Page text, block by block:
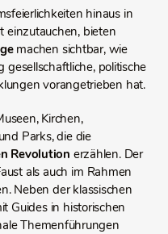
hinaus in
einzutauchen, bieten
machen sichtbar, wie
politische
vorangetrieben hat.
Kirchen,
Parks, die die
Revolution erzählen. Der
als auch im Rahmen
Neben der klassischen
Guides in historischen
Themenführungen